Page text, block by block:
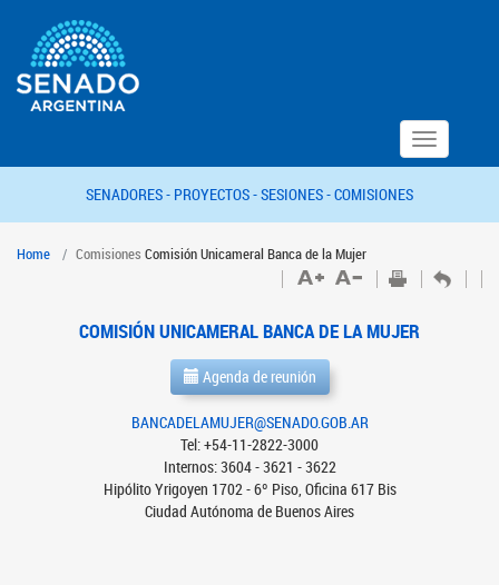
Toggle
navigation
SENADORES - PROYECTOS -SESIONES -COMISIONES
Home Comisiones Comisión Unicameral Banca de la Mujer
COMISIÓN UNICAMERAL BANCA DE LA MUJER
Agenda de reunión
BANCADELAMUJER@SENADO.GOB.AR
Tel: +54-11-2822-3000
Internos: 3604 - 3621 - 3622
Hipólito Yrigoyen 1702 - 6º Piso, Oficina 617 Bis
Ciudad Autónoma de Buenos Aires